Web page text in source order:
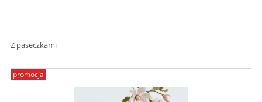
Z paseczkami
promocja